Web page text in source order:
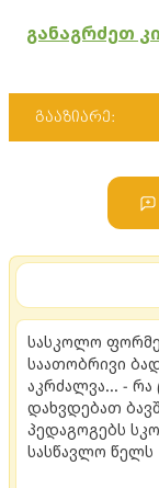
განაგრძეთ
გააზიარე:
სასკოლო
საათობრივი
აკრძალვა... -
დახვდებათ
პედაგოგებს
სასწავლო წელს